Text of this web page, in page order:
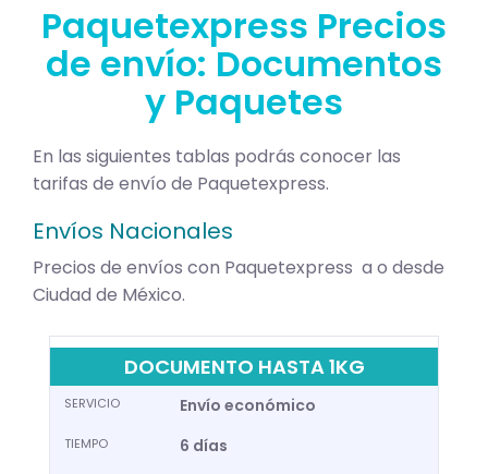
Paquetexpress Precios
de envío: Documentos
y Paquetes
En las siguientes tablas podrás conocer las
tarifas de envío de Paquetexpress.
Envíos Nacionales
Precios de envíos con Paquetexpress a o desde
Ciudad de México.
DOCUMENTO HASTA 1KG
SERVICIO Envío económico
TIEMPO 6 días